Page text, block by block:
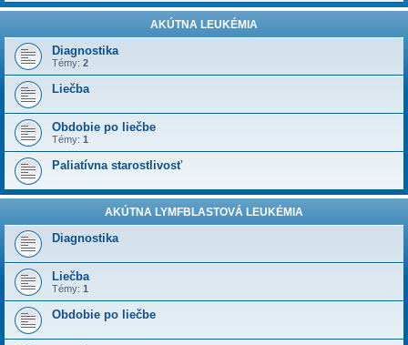
AKÚTNA LEUKÉMIA
Diagnostika
Témy: 2
Liečba
Obdobie po liečbe
Témy: 1
Paliatívna starostlivosť
AKÚTNA LYMFBLASTOVÁ LEUKÉMIA
Diagnostika
Liečba
Témy: 1
Obdobie po liečbe